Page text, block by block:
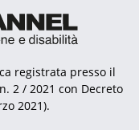
registrata presso il
2 / 2021 con Decreto
2021).